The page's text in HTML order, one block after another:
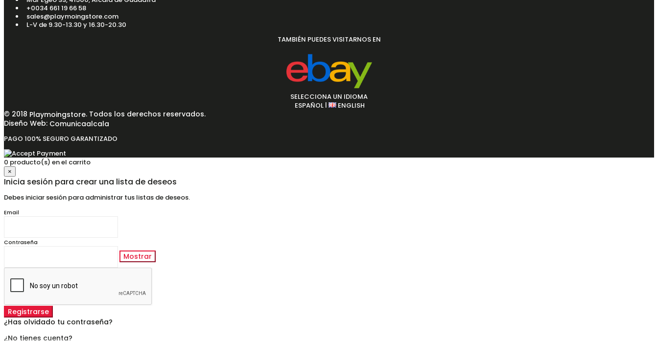
+0034 661 19 66 58
sales@playmoingstore.com
L-V de 9.30-13.30 y 16.30-20.30
TAMBIÉN PUEDES VISITARNOS EN
SELECCIONA UN IDIOMA
ESPAÑOL | ENGLISH
© 2018 Playmoingstore. Todos los derechos reservados.
Diseño Web: Comunicaalcala
PAGO 100% SEGURO GARANTIZADO
0 producto(s) en el carrito
×
Inicia sesión para crear una lista de deseos
Debes iniciar sesión para administrar tus listas de deseos.
Email
Contraseña
Mostrar
Registrarse
¿Has olvidado tu contraseña?
¿No tienes cuenta?